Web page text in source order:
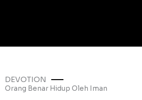
DEVOTION
Orang Benar Hidup Oleh Iman